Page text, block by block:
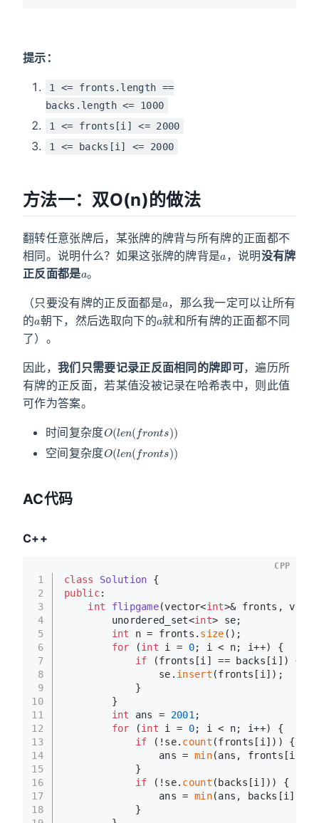
提示：
1 <= fronts.length ==
backs.length <= 1000
1 <= fronts[i] <= 2000
1 <= backs[i] <= 2000
方法一：双O(n)的做法
翻转任意张牌后，某张牌的牌背与所有牌的正面都不
相同。说明什么？如果这张牌的牌背是
a
，说明没有牌
正反面都是
a
。
（只要没有牌的正反面都是 ，那么我一定可以让所有
的
a
朝下，然后选取向下的
a
就和所有牌的正面都不同
了）。
因此， 我们只需要记录正反面相同的牌即可，遍历所
有牌的正反面，若某值没被记录在哈希表中，则此值
可作为答案。
时间复杂度
空间复杂度
( n(f s))
AC代码
C++
1
2
3
4
5
6
7
8
9
10
11
12
13
14
15
16
17
18
class Solution {
public:
int
flipgame(vector<int>& fronts,
        unordered_set<
int> se;
int n = fronts. size ();
for (int i = 0; i < n; i++) {
if (fronts[i] == backs[i]) {
                se.
insert (fronts[i]);
            }
        }
int ans = 2001;
for (int i = 0; i < n; i++) {
if (!se. count (fronts[i])) {
                ans =
min(ans, fronts[i]);
            }
if (!se. count (backs[i])) {
                ans =
min(ans, backs[i]);
            }
CPP